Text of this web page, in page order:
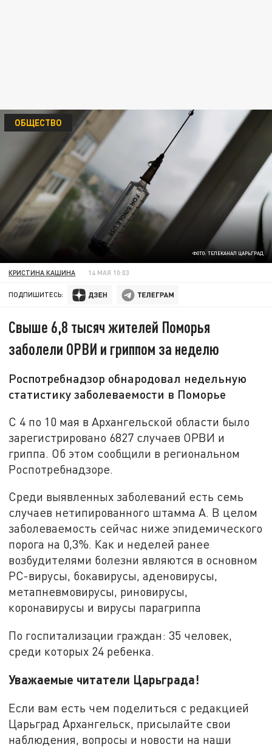
ФОТО: ТЕЛЕКАНАЛ ЦАРЬГРАД
ОБЩЕСТВО
КРИСТИНА КАШИНА 14 МАЯ 10:03
ПОДПИШИТЕСЬ:
Свыше 6,8 тысяч жителей Поморья
заболели ОРВИ и гриппом за неделю
Роспотребнадзор обнародовал недельную
статистику заболеваемости в Поморье
С 4 по 10 мая в Архангельской области было
зарегистрировано 6827 случаев ОРВИ и
гриппа. Об этом сообщили в региональном
Роспотребнадзоре.
Среди выявленных заболеваний есть семь
случаев нетипированного штамма А. В целом
заболеваемость сейчас ниже эпидемического
порога на 0,3%. Как и неделей ранее
возбудителями болезни являются в основном
РС-вирусы, бокавирусы, аденовирусы,
метапневмовирусы, риновирусы,
коронавирусы и вирусы парагриппа
По госпитализации граждан: 35 человек,
среди которых 24 ребенка.
Уважаемые читатели Царьграда!
Если вам есть чем поделиться с редакцией
Царьград Архангельск, присылайте свои
наблюдения, вопросы и новости на наши